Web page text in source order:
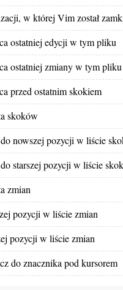
w której Vim został
ostatniej edycji w tym pliku
ostatniej zmiany w tym pliku
przed ostatnim skokiem
skoków
nowszej pozycji w liście
starszej pozycji w liście
zmian
pozycji w liście zmian
pozycji w liście zmian
do znacznika pod kursorem